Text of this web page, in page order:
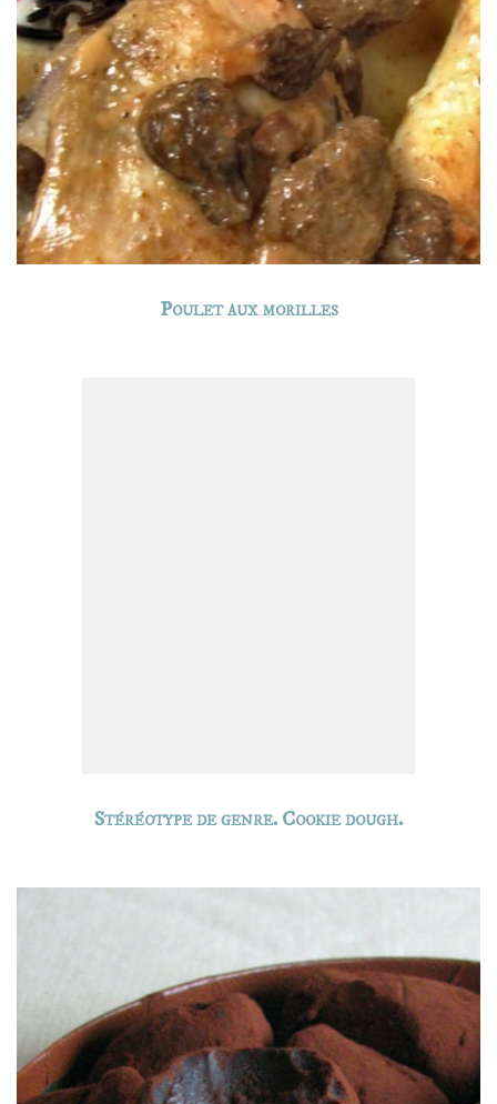
Poulet aux morilles
Stéréotype de genre. Cookie dough.